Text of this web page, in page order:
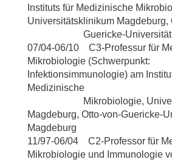
Instituts für Medizinische
Universitätsklinikum Magdeburg,
Guericke-Universität,
07/04-06/10 C3-Professur für
Mikrobiologie (Schwerpunkt:
Infektionsimmunologie) am
Medizinische
Mikrobiologie,
Magdeburg, Otto-von-Guericke-
Magdeburg
11/97-06/04 C2-Professor für
Mikrobiologie und Immunologie